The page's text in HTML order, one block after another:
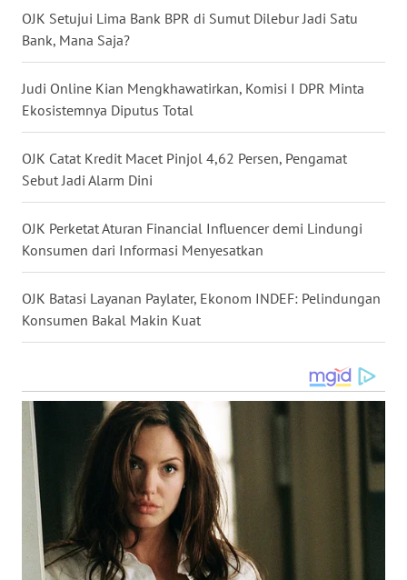
OJK Setujui Lima Bank BPR di Sumut Dilebur Jadi Satu
Bank, Mana Saja?
Judi Online Kian Mengkhawatirkan, Komisi I DPR Minta
Ekosistemnya Diputus Total
OJK Catat Kredit Macet Pinjol 4,62 Persen, Pengamat
Sebut Jadi Alarm Dini
OJK Perketat Aturan Financial Influencer demi Lindungi
Konsumen dari Informasi Menyesatkan
OJK Batasi Layanan Paylater, Ekonom INDEF: Pelindungan
Konsumen Bakal Makin Kuat
WN
NUSANTARA
JOGJA
WN
JATIM
WN
BALI
WN
KALBAR
KALTENG
KALTARA
KALSEL
WN